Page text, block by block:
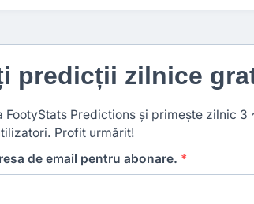
predicții zilnice
FootyStats Predictions și primește zilnic 3
Profit urmărit!
de email pentru abonare. *